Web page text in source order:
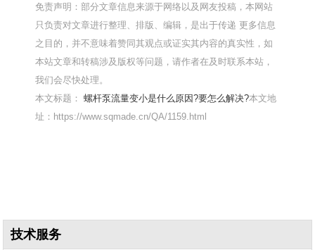
免责声明：部分文章信息来源于网络以及网友投稿，本网站
只负责对文章进行整理、排版、编辑，是出于传递 更多信息
之目的，并不意味着赞同其观点或证实其内容的真实性，如
本站文章和转稿涉及版权等问题，请作者在及时联系本站，
我们会尽快处理。
本文标题：螺杆泵流量变小是什么原因?要怎么解决?本文地
址：https://www.sqmade.cn/QA/1159.html
技术服务